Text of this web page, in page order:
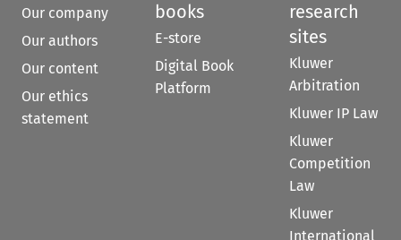
Our company
Our authors
Our content
Our ethics
statement
books
E-store
Digital Book
Platform
research
sites
Kluwer
Arbitration
Kluwer IP Law
Kluwer
Competition
Law
Kluwer
International